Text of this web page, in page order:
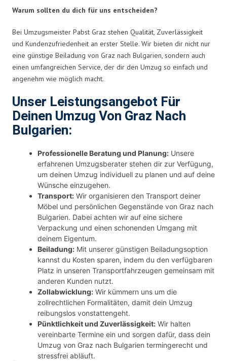
Warum sollten du dich für uns entscheiden?
Bei Umzugsmeister Pabst Graz stehen Qualität, Zuverlässigkeit
und Kundenzufriedenheit an erster Stelle. Wir bieten dir nicht nur
eine günstige Beiladung von Graz nach Bulgarien, sondern auch
einen umfangreichen Service, der dir den Umzug so einfach und
angenehm wie möglich macht.
Unser Leistungsangebot Für
Deinen Umzug Von Graz Nach
Bulgarien:
Professionelle Beratung und Planung: Unsere
erfahrenen Umzugsberater stehen dir zur Verfügung,
um deinen Umzug individuell zu planen und auf deine
Wünsche einzugehen.
Transport: Wir organisieren den Transport deiner
Möbel und persönlichen Gegenstände von Graz nach
Bulgarien. Dabei achten wir auf eine sichere
Verpackung und einen schonenden Umgang mit
deinem Eigentum.
Beiladung: Mit unserer günstigen Beiladungsoption
kannst du Kosten sparen, indem du den verfügbaren
Platz in unseren Transportfahrzeugen gemeinsam mit
anderen Kunden nutzt.
Zollabwicklung: Wir kümmern uns um die
zollrechtlichen Formalitäten, damit dein Umzug
reibungslos vonstattengeht.
Pünktlichkeit und Zuverlässigkeit: Wir halten
vereinbarte Termine ein und sorgen dafür, dass dein
Umzug von Graz nach Bulgarien termingerecht und
stressfrei abläuft.